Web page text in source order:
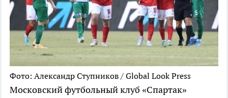
Фото: Александр Ступников / Global Look Press
Московский футбольный клуб «Спартак»